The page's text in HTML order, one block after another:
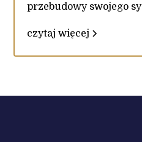
przebudowy swojego
czytaj więcej